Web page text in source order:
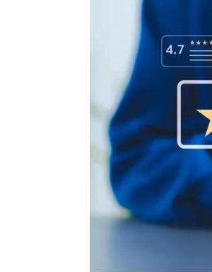
移
除
Google、
PTT、